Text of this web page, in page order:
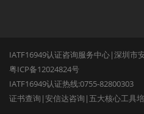
IATF16949认证咨询服务中心|深圳市
粤ICP备12024824号
IATF16949认证热线:0755-82800303
证书查询 |安信达咨询 | 五大核心工具